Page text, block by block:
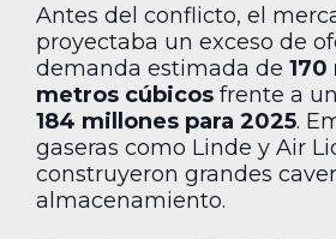
Antes del conflicto, el
proyectaba un exceso de
demanda estimada de
metros cúbicos frente a
184 millones para 2025.
gaseras como Linde y Air
construyeron grandes
almacenamiento.